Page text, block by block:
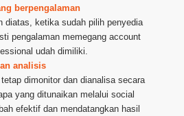
berpengalaman
diatas, ketika sudah pilih penyedia
pengalaman memegang account
udah dimiliki.
analisis
dimonitor dan dianalisa secara
yang ditunaikan melalui social
efektif dan mendatangkan hasil